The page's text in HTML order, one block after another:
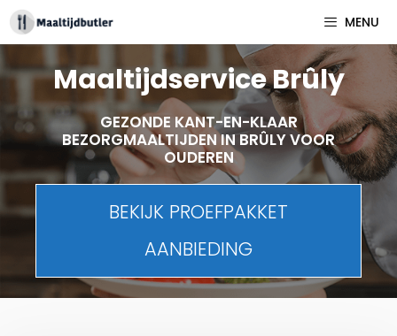
Spring
naar
inhoud
MENU
Maaltijdservice Brûly
GEZONDE KANT-EN-KLAAR
BEZORGMAALTIJDEN IN BRÛLY VOOR
OUDEREN
BEKIJK PROEFPAKKET
AANBIEDING